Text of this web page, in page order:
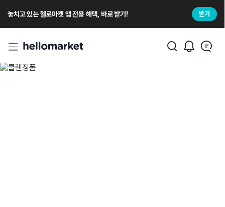
놓치고 있는 헬로마켓 앱 전용 해택, 바로 받기! 받기